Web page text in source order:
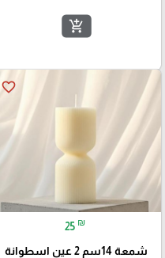
add_shopping_cart
favorite_border
25 ₪
شمعة 14سم 2 عين اسطوانة